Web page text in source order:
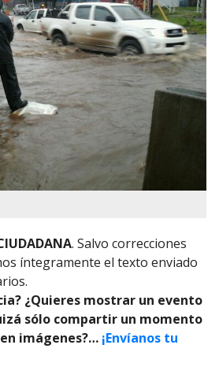
. Salvo correcciones
íntegramente el texto enviado
¿Quieres mostrar un evento
sólo compartir un momento
imágenes?… ¡Envíanos tu